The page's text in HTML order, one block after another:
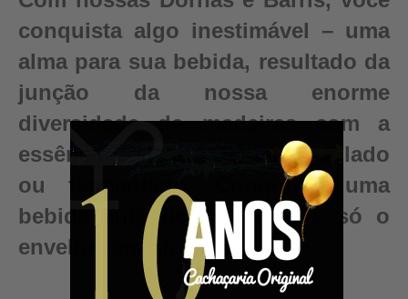
conquista algo inestimável – uma
alma para sua bebida, resultado da
junção da nossa enorme
diversidade de madeiras com a
essência e pureza do seu destilado
ou fermentado. Conquiste uma
bebida autêntica, valor que só o
envelhecimento pode criar.